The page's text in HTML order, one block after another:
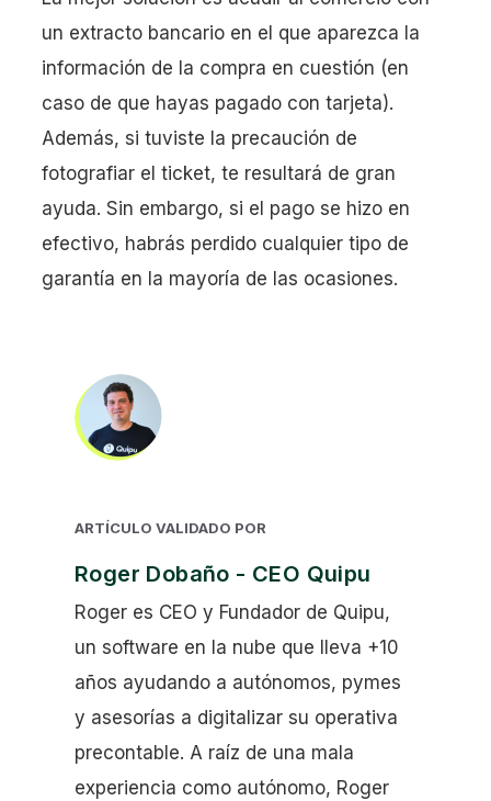
un extracto bancario en el que aparezca la
información de la compra en cuestión (en
caso de que hayas pagado con tarjeta).
Además, si tuviste la precaución de
fotografiar el ticket, te resultará de gran
ayuda. Sin embargo, si el pago se hizo en
efectivo, habrás perdido cualquier tipo de
garantía en la mayoría de las ocasiones.
ARTÍCULO VALIDADO POR
Roger Dobaño - CEO Quipu
Roger es CEO y Fundador de Quipu,
un software en la nube que lleva +10
años ayudando a autónomos, pymes
y asesorías a digitalizar su operativa
precontable. A raíz de una mala
experiencia como autónomo, Roger